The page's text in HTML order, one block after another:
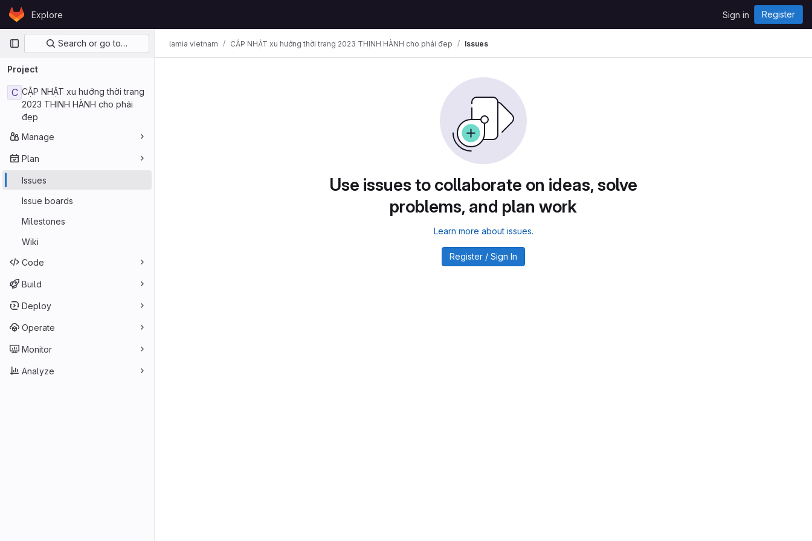
Skip to content
GitLabExplore Sign in Register
Primary navigation
Search or go to…
Project
C CẬP NHẬT xu hướng thời trang
2023 THỊNH HÀNH cho phái
đẹp
Manage
Plan
Issues
Issue boards
Milestones
Wiki
Code
Build
Deploy
Operate
Monitor
Analyze
lamia vietnam CẬP NHẬT xu hướng thời trang 2023 THỊNH HÀNH cho phái đẹp Issues
Use issues to collaborate on ideas, solve
problems, and plan work
Learn more about issues.
Register / Sign In